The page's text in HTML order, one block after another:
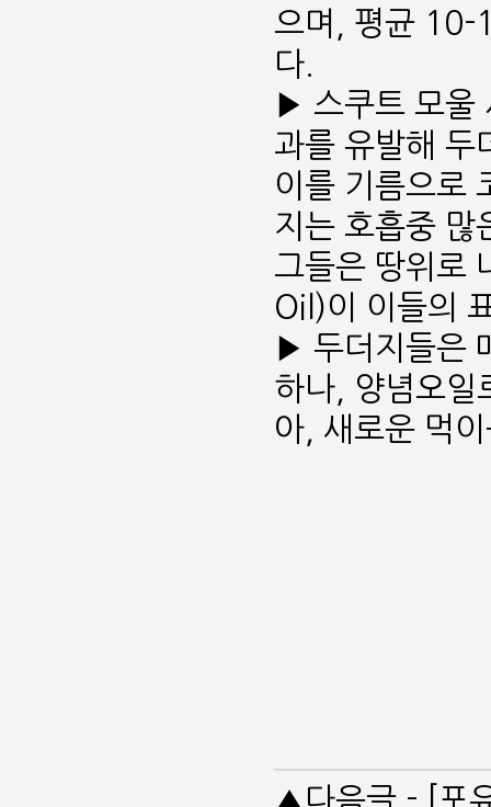
으며, 평균 10-
다.
▶ 스쿠트 모울
과를 유발해 두
이를 기름으로
지는 호흡중 많
그들은 땅위로
Oil)이 이들의
▶ 두더지들은
하나, 양념오일
아, 새로운 먹
▲다음글 - [포